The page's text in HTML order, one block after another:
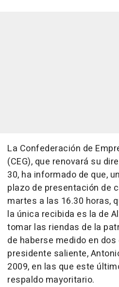
La Confederación de
(CEG), que renovará su
30, ha informado de que,
plazo de presentación de
martes a las 16.30 horas,
la única recibida es la de
tomar las riendas de la
de haberse medido en
presidente saliente,
2009, en las que este
respaldo mayoritario.